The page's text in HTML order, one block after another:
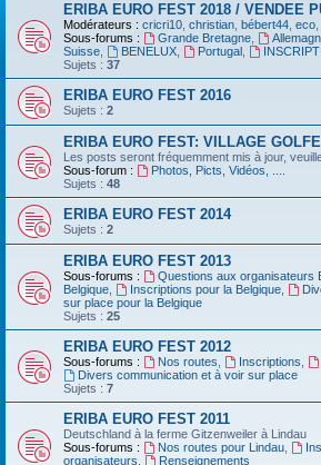
ERIBA EURO FEST 2018 / VENDEE
Modérateurs : cricri10 christian bébert44 eco
Sous-forums :
Grande Bretagne,
Suisse
BENELUX, Portugal,
Sujets : 37
ERIBA EURO FEST 2016
Sujets : 2
ERIBA EURO FEST: VILLAGE
Les posts seront fréquemment mis à jour,
Sous-forum :
Photos, Picts, Vidéos, ....
Sujets : 48
ERIBA EURO FEST 2014
Sujets : 2
ERIBA EURO FEST 2013
Sous-forums : Questions aux organisateurs
Belgique
Inscriptions pour la Belgique,
sur place pour la Belgique
Sujets : 25
ERIBA EURO FEST 2012
Sous-forums : Nos routes Inscriptions
Divers communication et à voir sur place
Sujets : 7
ERIBA EURO FEST 2011
Deutschland‏ à la ferme Gitzenweiler à Lindau
Sous-forums :
Nos routes pour Lindau,
organisateurs
Renseignements